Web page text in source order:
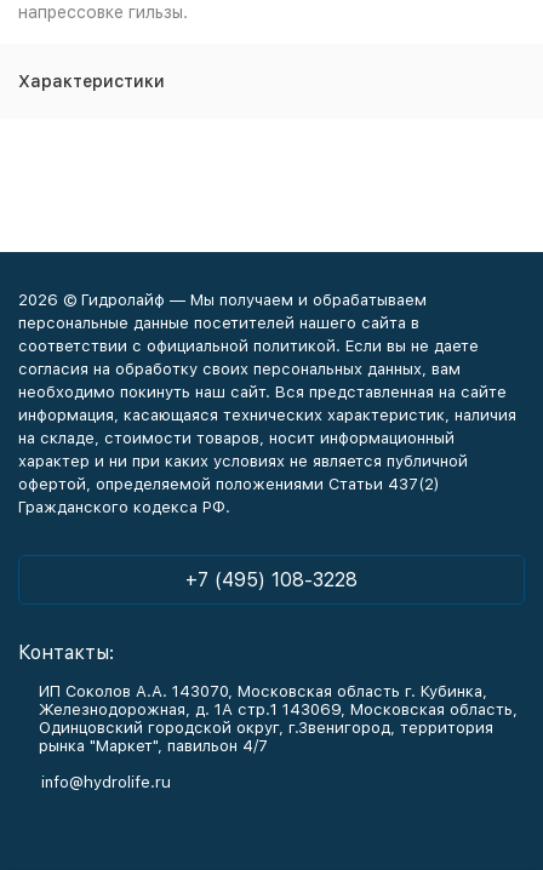
напрессовке гильзы.
Характеристики
2026 © Гидролайф — Мы получаем и обрабатываем
персональные данные посетителей нашего сайта в
соответствии с официальной политикой. Если вы не даете
согласия на обработку своих персональных данных, вам
необходимо покинуть наш сайт. Вся представленная на сайте
информация, касающаяся технических характеристик, наличия
на складе, стоимости товаров, носит информационный
характер и ни при каких условиях не является публичной
офертой, определяемой положениями Статьи 437(2)
Гражданского кодекса РФ.
+7 (495) 108-3228
Контакты:
ИП Соколов А.А. 143070, Московская область г. Кубинка,
Железнодорожная, д. 1А стр.1 143069, Московская область,
Одинцовский городской округ, г.Звенигород, территория
рынка "Маркет", павильон 4/7
info@hydrolife.ru